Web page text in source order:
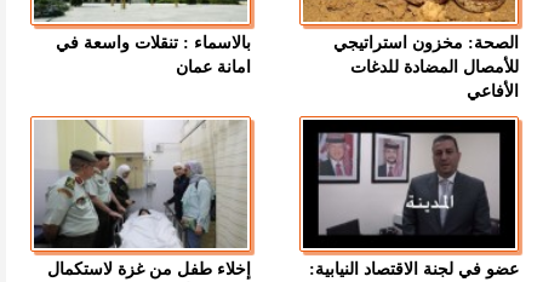
الصحة: مخزون استراتيجي
للأمصال المضادة للدغات
الأفاعي
بالاسماء : تنقلات واسعة في
امانة عمان
عضو في لجنة الاقتصاد النيابية:
إخلاء طفل من غزة لاستكمال